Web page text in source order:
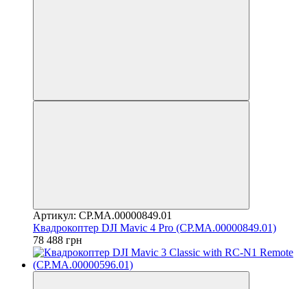
Артикул: CP.MA.00000849.01
Квадрокоптер DJI Mavic 4 Pro (CP.MA.00000849.01)
78 488 грн